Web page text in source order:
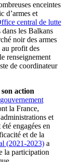
enceintes
d’armes et
central de lutte
dans les Balkans
noir des armes
au profit des
renseignement
de coordinateur
action
la France,
et
engagées en
et de la
(2021-2023) a
la participation